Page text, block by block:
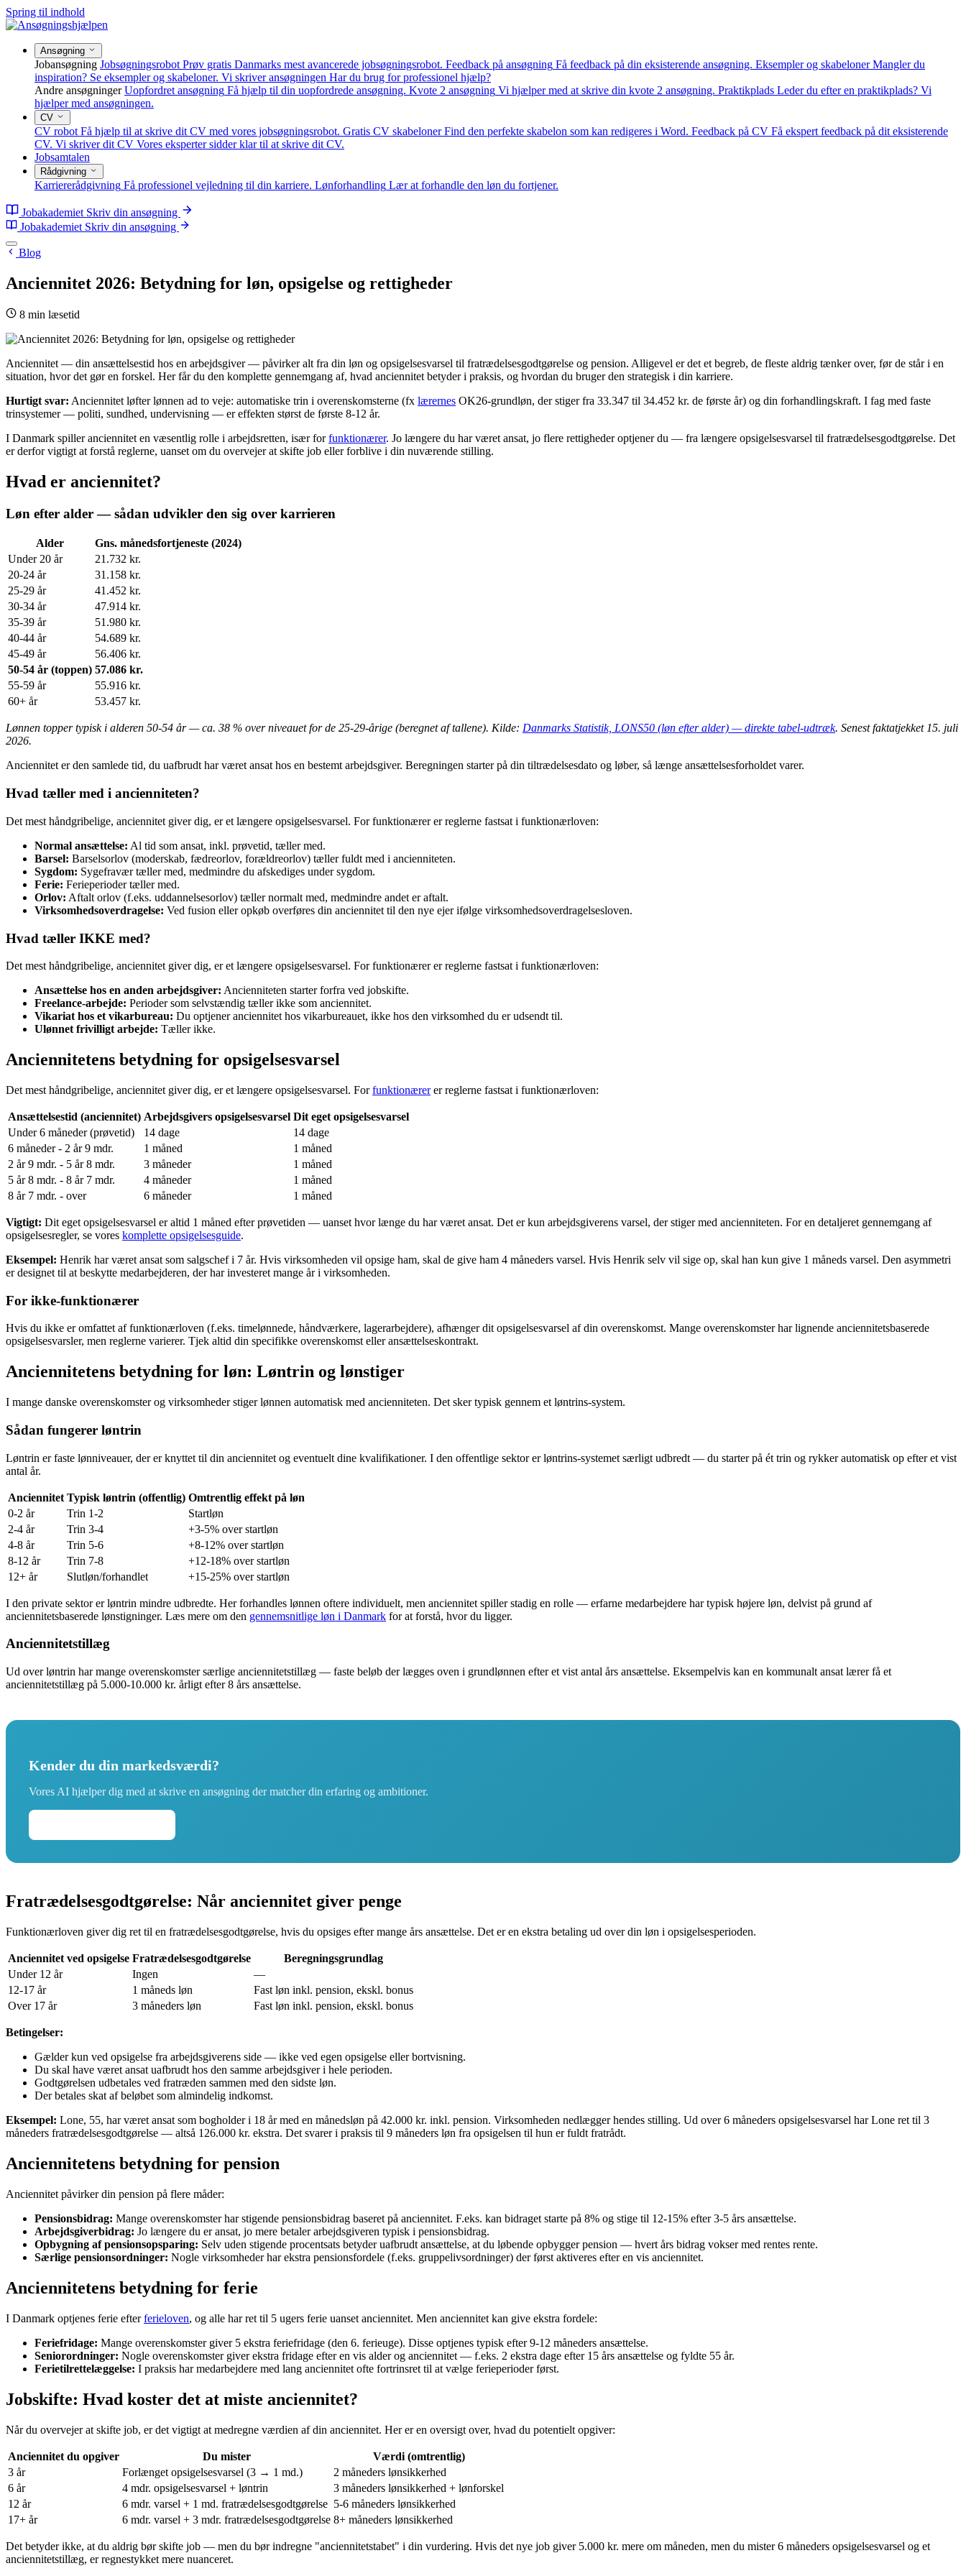
Spring til indhold
Ansøgning
Jobansøgning Jobsøgningsrobot Prøv gratis Danmarks mest avancerede jobsøgningsrobot. Feedback på ansøgning Få feedback på din eksisterende ansøgning. Eksempler og skabeloner Mangler du
inspiration? Se eksempler og skabeloner. Vi skriver ansøgningen Har du brug for professionel hjælp?
Andre ansøgninger Uopfordret ansøgning Få hjælp til din uopfordrede ansøgning. Kvote 2 ansøgning Vi hjælper med at skrive din kvote 2 ansøgning. Praktikplads Leder du efter en praktikplads? Vi
hjælper med ansøgningen.
CV
CV robot Få hjælp til at skrive dit CV med vores jobsøgningsrobot. Gratis CV skabeloner Find den perfekte skabelon som kan redigeres i Word. Feedback på CV Få ekspert feedback på dit eksisterende
CV. Vi skriver dit CV Vores eksperter sidder klar til at skrive dit CV.
Jobsamtalen
Rådgivning
Karriererådgivning Få professionel vejledning til din karriere. Lønforhandling Lær at forhandle den løn du fortjener.
Jobakademiet Skriv din ansøgning
Jobakademiet Skriv din ansøgning
Blog
Anciennitet 2026: Betydning for løn, opsigelse og rettigheder
8 min læsetid
Anciennitet — din ansættelsestid hos en arbejdsgiver — påvirker alt fra din løn og opsigelsesvarsel til fratrædelsesgodtgørelse og pension. Alligevel er det et begreb, de fleste aldrig tænker over, før de står i en
situation, hvor det gør en forskel. Her får du den komplette gennemgang af, hvad anciennitet betyder i praksis, og hvordan du bruger den strategisk i din karriere.
Hurtigt svar: Anciennitet løfter lønnen ad to veje: automatiske trin i overenskomsterne (fx lærernes OK26-grundløn, der stiger fra 33.347 til 34.452 kr. de første år) og din forhandlingskraft. I fag med faste
trinsystemer — politi, sundhed, undervisning — er effekten størst de første 8-12 år.
I Danmark spiller anciennitet en væsentlig rolle i arbejdsretten, især forfunktionærer. Jo længere du har været ansat, jo flere rettigheder optjener du — fra længere opsigelsesvarsel til fratrædelsesgodtgørelse. Det
er derfor vigtigt at forstå reglerne, uanset om du overvejer at skifte job eller forblive i din nuværende stilling.
Hvad er anciennitet?
Løn efter alder — sådan udvikler den sig over karrieren
Alder
Gns. månedsfortjeneste (2024)
Under 20 år
21.732 kr.
20-24 år
31.158 kr.
25-29 år
41.452 kr.
30-34 år
47.914 kr.
35-39 år
51.980 kr.
40-44 år
54.689 kr.
45-49 år
56.406 kr.
50-54 år (toppen) 57.086 kr.
55-59 år
55.916 kr.
60+ år
53.457 kr.
Lønnen topper typisk i alderen 50-54 år — ca. 38 % over niveauet for de 25-29-årige (beregnet af tallene). Kilde: Danmarks Statistik, LONS50 (løn efter alder) — direkte tabel-udtræk. Senest faktatjekket 15. juli
2026.
Anciennitet er den samlede tid, du uafbrudt har været ansat hos en bestemt arbejdsgiver. Beregningen starter på din tiltrædelsesdato og løber, så længe ansættelsesforholdet varer.
Hvad tæller med i ancienniteten?
Det mest håndgribelige, anciennitet giver dig, er et længere opsigelsesvarsel. For funktionærer er reglerne fastsat i funktionærloven:
Normal ansættelse: Al tid som ansat, inkl. prøvetid, tæller med.
Barsel: Barselsorlov (moderskab, fædreorlov, forældreorlov) tæller fuldt med i ancienniteten.
Sygdom: Sygefravær tæller med, medmindre du afskediges under sygdom.
Ferie: Ferieperioder tæller med.
Orlov: Aftalt orlov (f.eks. uddannelsesorlov) tæller normalt med, medmindre andet er aftalt.
Virksomhedsoverdragelse: Ved fusion eller opkøb overføres din anciennitet til den nye ejer ifølge virksomhedsoverdragelsesloven.
Hvad tæller IKKE med?
Det mest håndgribelige, anciennitet giver dig, er et længere opsigelsesvarsel. For funktionærer er reglerne fastsat i funktionærloven:
Ansættelse hos en anden arbejdsgiver: Ancienniteten starter forfra ved jobskifte.
Freelance-arbejde: Perioder som selvstændig tæller ikke som anciennitet.
Vikariat hos et vikarbureau: Du optjener anciennitet hos vikarbureauet, ikke hos den virksomhed du er udsendt til.
Ulønnet frivilligt arbejde: Tæller ikke.
Anciennitetens betydning for opsigelsesvarsel
Det mest håndgribelige, anciennitet giver dig, er et længere opsigelsesvarsel. Forfunktionærerer reglerne fastsat i funktionærloven:
Ansættelsestid (anciennitet) Arbejdsgivers opsigelsesvarsel Dit eget opsigelsesvarsel
Under 6 måneder (prøvetid)
14 dage
14 dage
6 måneder - 2 år 9 mdr.
1 måned
1 måned
2 år 9 mdr. - 5 år 8 mdr.
3 måneder
1 måned
5 år 8 mdr. - 8 år 7 mdr.
4 måneder
1 måned
8 år 7 mdr. - over
6 måneder 1 måned
Vigtigt: Dit eget opsigelsesvarsel er altid 1 måned efter prøvetiden — uanset hvor længe du har været ansat. Det er kun arbejdsgiverens varsel, der stiger med ancienniteten. For en detaljeret gennemgang af
opsigelsesregler, se vores komplette opsigelsesguide.
Eksempel: Henrik har været ansat som salgschef i 7 år. Hvis virksomheden vil opsige ham, skal de give ham 4 måneders varsel. Hvis Henrik selv vil sige op, skal han kun give 1 måneds varsel. Den asymmetri
er designet til at beskytte medarbejderen, der har investeret mange år i virksomheden.
For ikke-funktionærer
Hvis du ikke er omfattet af funktionærloven (f.eks. timelønnede, håndværkere, lagerarbejdere), afhænger dit opsigelsesvarsel af din overenskomst. Mange overenskomster har lignende anciennitetsbaserede
opsigelsesvarsler, men reglerne varierer. Tjek altid din specifikke overenskomst eller ansættelseskontrakt.
Anciennitetens betydning for løn: Løntrin og lønstiger
I mange danske overenskomster og virksomheder stiger lønnen automatisk med ancienniteten. Det sker typisk gennem et løntrins-system.
Sådan fungerer løntrin
Løntrin er faste lønniveauer, der er knyttet til din anciennitet og eventuelt dine kvalifikationer. I den offentlige sektor er løntrins-systemet særligt udbredt — du starter på ét trin og rykker automatisk op efter et vist
antal år.
Anciennitet Typisk løntrin (offentlig) Omtrentlig effekt på løn
0-2 år
Trin 1-2
Startløn
2-4 år
Trin 3-4
+3-5% over startløn
4-8 år
Trin 5-6
+8-12% over startløn
8-12 år
Trin 7-8
+12-18% over startløn
12+ år
Slutløn/forhandlet +15-25% over startløn
I den private sektor er løntrin mindre udbredte. Her forhandles lønnen oftere individuelt, men anciennitet spiller stadig en rolle — erfarne medarbejdere har typisk højere løn, delvist på grund af
anciennitetsbaserede lønstigninger. Læs mere om den gennemsnitlige løn i Danmark for at forstå, hvor du ligger.
Anciennitetstillæg
Ud over løntrin har mange overenskomster særlige anciennitetstillæg — faste beløb der lægges oven i grundlønnen efter et vist antal års ansættelse. Eksempelvis kan en kommunalt ansat lærer få et
anciennitetstillæg på 5.000-10.000 kr. årligt efter 8 års ansættelse.
Kender du din markedsværdi?
Vores AI hjælper dig med at skrive en ansøgning der matcher din erfaring og ambitioner.
Fratrædelsesgodtgørelse: Når anciennitet giver penge
Funktionærloven giver dig ret til en fratrædelsesgodtgørelse, hvis du opsiges efter mange års ansættelse. Det er en ekstra betaling ud over din løn i opsigelsesperioden.
Anciennitet ved opsigelse Fratrædelsesgodtgørelse
Beregningsgrundlag
Under 12 år
Ingen
—
12-17 år
1 måneds løn
Fast løn inkl. pension, ekskl. bonus
Over 17 år
3 måneders løn Fast løn inkl. pension, ekskl. bonus
Betingelser:
Gælder kun ved opsigelse fra arbejdsgiverens side — ikke ved egen opsigelse eller bortvisning.
Du skal have været ansat uafbrudt hos den samme arbejdsgiver i hele perioden.
Godtgørelsen udbetales ved fratræden sammen med den sidste løn.
Der betales skat af beløbet som almindelig indkomst.
Eksempel: Lone, 55, har været ansat som bogholder i 18 år med en månedsløn på 42.000 kr. inkl. pension. Virksomheden nedlægger hendes stilling. Ud over 6 måneders opsigelsesvarsel har Lone ret til 3
måneders fratrædelsesgodtgørelse — altså 126.000 kr. ekstra. Det svarer i praksis til 9 måneders løn fra opsigelsen til hun er fuldt fratrådt.
Anciennitetens betydning for pension
Anciennitet påvirker din pension på flere måder:
Pensionsbidrag: Mange overenskomster har stigende pensionsbidrag baseret på anciennitet. F.eks. kan bidraget starte på 8% og stige til 12-15% efter 3-5 års ansættelse.
Arbejdsgiverbidrag: Jo længere du er ansat, jo mere betaler arbejdsgiveren typisk i pensionsbidrag.
Opbygning af pensionsopsparing: Selv uden stigende procentsats betyder uafbrudt ansættelse, at du løbende opbygger pension — hvert års bidrag vokser med rentes rente.
Særlige pensionsordninger: Nogle virksomheder har ekstra pensionsfordele (f.eks. gruppelivsordninger) der først aktiveres efter en vis anciennitet.
Anciennitetens betydning for ferie
I Danmark optjenes ferie efterferieloven, og alle har ret til 5 ugers ferie uanset anciennitet. Men anciennitet kan give ekstra fordele:
Feriefridage: Mange overenskomster giver 5 ekstra feriefridage (den 6. ferieuge). Disse optjenes typisk efter 9-12 måneders ansættelse.
Seniorordninger: Nogle overenskomster giver ekstra fridage efter en vis alder og anciennitet — f.eks. 2 ekstra dage efter 15 års ansættelse og fyldte 55 år.
Ferietilrettelæggelse: I praksis har medarbejdere med lang anciennitet ofte fortrinsret til at vælge ferieperioder først.
Jobskifte: Hvad koster det at miste anciennitet?
Når du overvejer at skifte job, er det vigtigt at medregne værdien af din anciennitet. Her er en oversigt over, hvad du potentielt opgiver:
Anciennitet du opgiver Du mister
Værdi (omtrentlig)
3 år
Forlænget opsigelsesvarsel (3 → 1 md.)
2 måneders lønsikkerhed
6 år
4 mdr. opsigelsesvarsel + løntrin
3 måneders lønsikkerhed + lønforskel
12 år
6 mdr. varsel + 1 md. fratrædelsesgodtgørelse 5-6 måneders lønsikkerhed
17+ år
6 mdr. varsel + 3 mdr. fratrædelsesgodtgørelse 8+ måneders lønsikkerhed
Det betyder ikke, at du aldrig bør skifte job — men du bør indregne "anciennitetstabet" i din vurdering. Hvis det nye job giver 5.000 kr. mere om måneden, men du mister 6 måneders opsigelsesvarsel og et
anciennitetstillæg, er regnestykket mere nuanceret.